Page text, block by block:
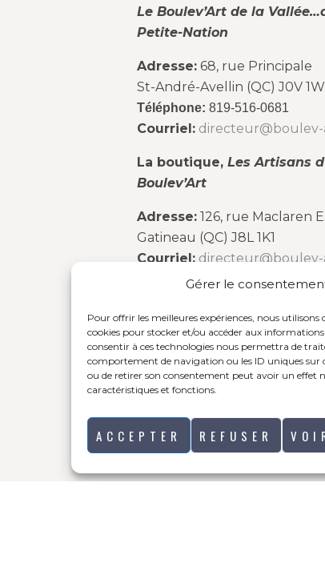
Gérer le
Pour offrir les meilleures expériences, nous utilisons
cookies pour stocker et/ou accéder aux
consentir à ces technologies nous permettra de
comportement de navigation ou les ID uniques sur
ou de retirer son consentement peut avoir un effet
caractéristiques et fonctions.
ACCEPTER REFUSER
Le Boulev’Art de la
Petite-Nation
Adresse:68, rue Principale
St-André-Avellin (QC) J0V
Téléphone: 819-516-0681
Courriel: directeur@boulev-
La boutique,Les Artisans
Boulev’Art
Adresse:126, rue Maclaren
Gatineau (QC) J8L 1K1
Courriel: directeur@boulev-
Jeudi et vendredi : 11h00 à
Samedi : 10h00 à 16h00